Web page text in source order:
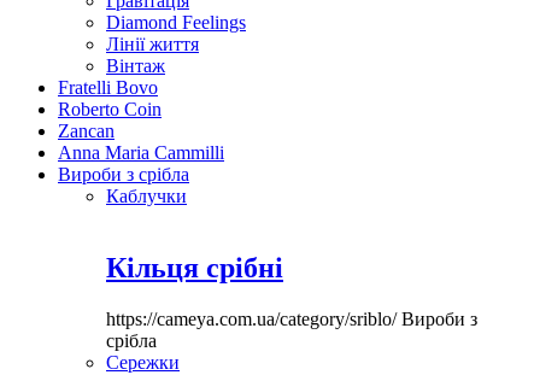
Diamond Feelings
Лінії життя
Вінтаж
Fratelli Bovo
Roberto Coin
Zancan
Anna Maria Cammilli
Вироби з срібла
Каблучки
Кільця срібні
https://cameya.com.ua/category/sriblo/Вироби з
срібла
Сережки